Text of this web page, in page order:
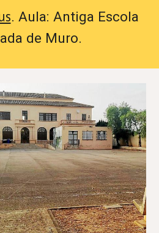
. Aula: Antiga Escola
de Muro.